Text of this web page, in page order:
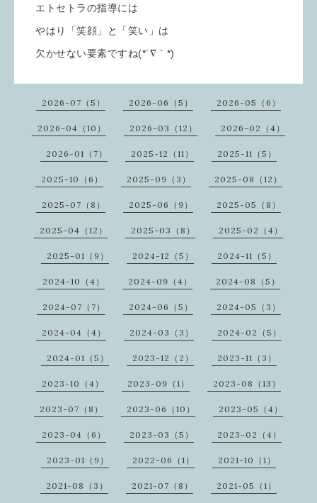
エトセトラの指導には
やはり「笑顔」と「笑い」は
欠かせない要素ですね(*´∇｀*)
2026-07（5） 2026-06（5） 2026-05（6）
2026-04（10） 2026-03（12） 2026-02（4）
2026-01（7） 2025-12（11） 2025-11（5）
2025-10（6） 2025-09（3） 2025-08（12）
2025-07（8） 2025-06（9） 2025-05（8）
2025-04（12） 2025-03（8） 2025-02（4）
2025-01（9） 2024-12（5） 2024-11（5）
2024-10（4） 2024-09（4） 2024-08（5）
2024-07（7） 2024-06（5） 2024-05（3）
2024-04（4） 2024-03（3） 2024-02（5）
2024-01（5） 2023-12（2） 2023-11（3）
2023-10（4） 2023-09（1） 2023-08（13）
2023-07（8） 2023-06（10） 2023-05（4）
2023-04（6） 2023-03（5） 2023-02（4）
2023-01（9） 2022-06（1） 2021-10（1）
2021-08（3） 2021-07（8） 2021-05（1）